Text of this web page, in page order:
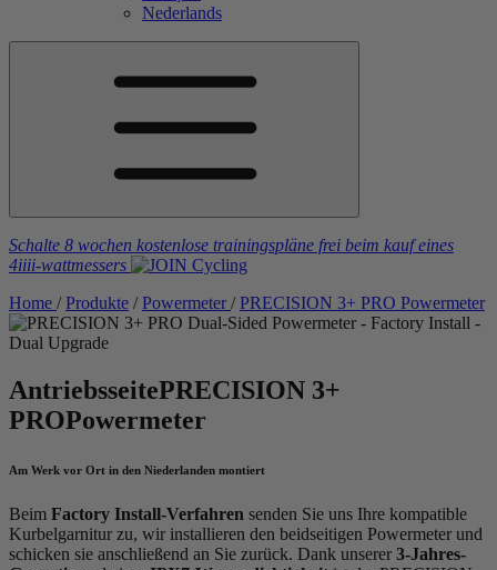
Nederlands
Schalte 8 wochen kostenlose trainingspläne frei beim kauf eines
4iiii-wattmessers
Home / Produkte / Powermeter / PRECISION 3+ PRO Powermeter
AntriebsseitePRECISION 3+
PROPowermeter
Am Werk vor Ort in den Niederlanden montiert
Beim Factory Install-Verfahren senden Sie uns Ihre kompatible
Kurbelgarnitur zu, wir installieren den beidseitigen Powermeter und
schicken sie anschließend an Sie zurück. Dank unserer 3-Jahres-